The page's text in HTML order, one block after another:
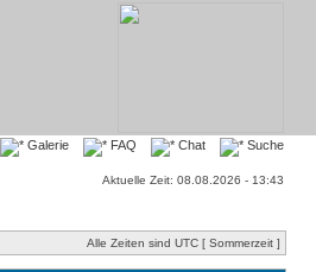
Galerie FAQ Chat Suche
Aktuelle Zeit: 08.08.2026 - 13:43
Alle Zeiten sind UTC [ Sommerzeit ]